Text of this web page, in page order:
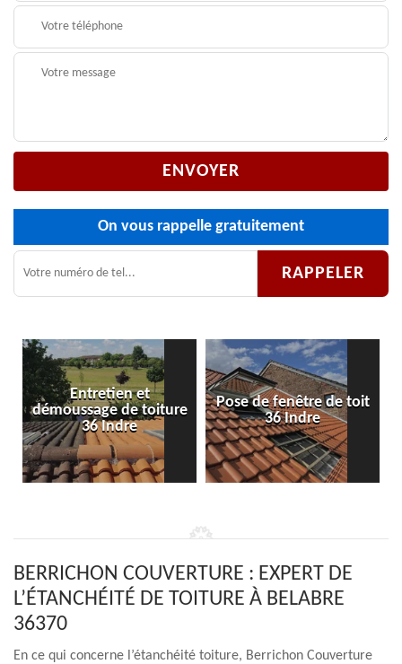
On vous rappelle gratuitement
Entretien et
démoussage de toiture
36 Indre
Pose de fenêtre de toit
36 Indre
BERRICHON COUVERTURE : EXPERT DE
L’ÉTANCHÉITÉ DE TOITURE À BELABRE
36370
En ce qui concerne l’étanchéité toiture, Berrichon Couverture